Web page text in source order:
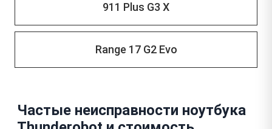
911 Plus G3 X
Range 17 G2 Evo
Частые неисправности ноутбука